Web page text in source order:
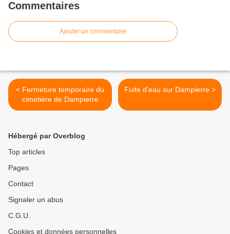
Commentaires
Ajouter un commentaire
< Fermeture temporaire du
cimetière de Dampierre
Fuite d'eau sur Dampierre >
Hébergé par Overblog
Top articles
Pages
Contact
Signaler un abus
C.G.U.
Cookies et données personnelles